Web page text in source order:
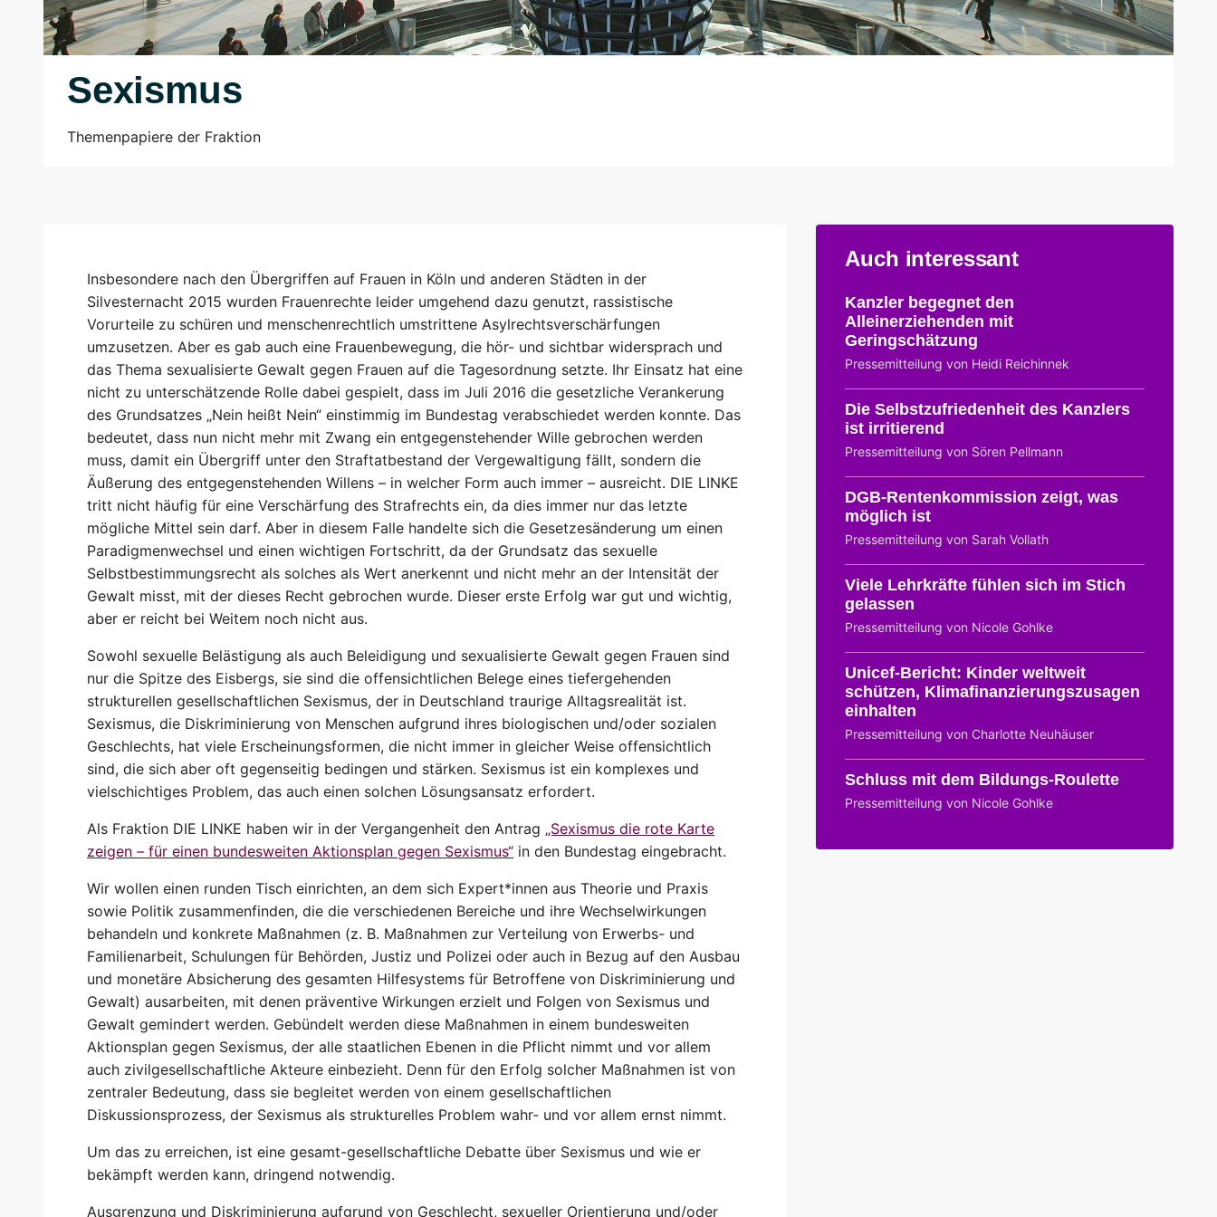
Sexismus
Themenpapiere der Fraktion
Insbesondere nach den Übergriffen auf Frauen in Köln und anderen Städten in der
Silvesternacht 2015 wurden Frauenrechte leider umgehend dazu genutzt, rassistische
Vorurteile zu schüren und menschenrechtlich umstrittene Asylrechtsverschärfungen
umzusetzen. Aber es gab auch eine Frauenbewegung, die hör- und sichtbar widersprach und
das Thema sexualisierte Gewalt gegen Frauen auf die Tagesordnung setzte. Ihr Einsatz hat eine
nicht zu unterschätzende Rolle dabei gespielt, dass im Juli 2016 die gesetzliche Verankerung
des Grundsatzes „Nein heißt Nein“ einstimmig im Bundestag verabschiedet werden konnte. Das
bedeutet, dass nun nicht mehr mit Zwang ein entgegenstehender Wille gebrochen werden
muss, damit ein Übergriff unter den Straftatbestand der Vergewaltigung fällt, sondern die
Äußerung des entgegenstehenden Willens – in welcher Form auch immer – ausreicht. DIE LINKE
tritt nicht häufig für eine Verschärfung des Strafrechts ein, da dies immer nur das letzte
mögliche Mittel sein darf. Aber in diesem Falle handelte sich die Gesetzesänderung um einen
Paradigmenwechsel und einen wichtigen Fortschritt, da der Grundsatz das sexuelle
Selbstbestimmungsrecht als solches als Wert anerkennt und nicht mehr an der Intensität der
Gewalt misst, mit der dieses Recht gebrochen wurde. Dieser erste Erfolg war gut und wichtig,
aber er reicht bei Weitem noch nicht aus.
Sowohl sexuelle Belästigung als auch Beleidigung und sexualisierte Gewalt gegen Frauen sind
nur die Spitze des Eisbergs, sie sind die offensichtlichen Belege eines tiefergehenden
strukturellen gesellschaftlichen Sexismus, der in Deutschland traurige Alltagsrealität ist.
Sexismus, die Diskriminierung von Menschen aufgrund ihres biologischen und/oder sozialen
Geschlechts, hat viele Erscheinungsformen, die nicht immer in gleicher Weise offensichtlich
sind, die sich aber oft gegenseitig bedingen und stärken. Sexismus ist ein komplexes und
vielschichtiges Problem, das auch einen solchen Lösungsansatz erfordert.
Als Fraktion DIE LINKE haben wir in der Vergangenheit den Antrag „Sexismus die rote Karte
zeigen – für einen bundesweiten Aktionsplan gegen Sexismus“ in den Bundestag eingebracht.
Wir wollen einen runden Tisch einrichten, an dem sich Expert*innen aus Theorie und Praxis
sowie Politik zusammenfinden, die die verschiedenen Bereiche und ihre Wechselwirkungen
behandeln und konkrete Maßnahmen (z. B. Maßnahmen zur Verteilung von Erwerbs- und
Familienarbeit, Schulungen für Behörden, Justiz und Polizei oder auch in Bezug auf den Ausbau
und monetäre Absicherung des gesamten Hilfesystems für Betroffene von Diskriminierung und
Gewalt) ausarbeiten, mit denen präventive Wirkungen erzielt und Folgen von Sexismus und
Gewalt gemindert werden. Gebündelt werden diese Maßnahmen in einem bundesweiten
Aktionsplan gegen Sexismus, der alle staatlichen Ebenen in die Pflicht nimmt und vor allem
auch zivilgesellschaftliche Akteure einbezieht. Denn für den Erfolg solcher Maßnahmen ist von
zentraler Bedeutung, dass sie begleitet werden von einem gesellschaftlichen
Diskussionsprozess, der Sexismus als strukturelles Problem wahr- und vor allem ernst nimmt.
Um das zu erreichen, ist eine gesamt-gesellschaftliche Debatte über Sexismus und wie er
bekämpft werden kann, dringend notwendig.
Ausgrenzung und Diskriminierung aufgrund von Geschlecht, sexueller Orientierung und/oder
Auch interessant
Kanzler begegnet den
Alleinerziehenden mit
Geringschätzung
Pressemitteilung von Heidi Reichinnek
Die Selbstzufriedenheit des Kanzlers
ist irritierend
Pressemitteilung von Sören Pellmann
DGB-Rentenkommission zeigt, was
möglich ist
Pressemitteilung von Sarah Vollath
Viele Lehrkräfte fühlen sich im Stich
gelassen
Pressemitteilung von Nicole Gohlke
Unicef-Bericht: Kinder weltweit
schützen, Klimafinanzierungszusagen
einhalten
Pressemitteilung von Charlotte Neuhäuser
Schluss mit dem Bildungs-Roulette
Pressemitteilung von Nicole Gohlke